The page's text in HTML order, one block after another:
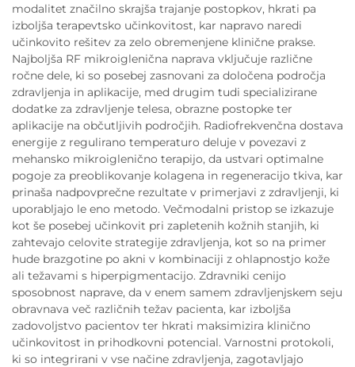
modalitet značilno skrajša trajanje postopkov, hkrati pa
izboljša terapevtsko učinkovitost, kar napravo naredi
učinkovito rešitev za zelo obremenjene klinične prakse.
Najboljša RF mikroiglenična naprava vključuje različne
ročne dele, ki so posebej zasnovani za določena področja
zdravljenja in aplikacije, med drugim tudi specializirane
dodatke za zdravljenje telesa, obrazne postopke ter
aplikacije na občutljivih področjih. Radiofrekvenčna dostava
energije z regulirano temperaturo deluje v povezavi z
mehansko mikroiglenično terapijo, da ustvari optimalne
pogoje za preoblikovanje kolagena in regeneracijo tkiva, kar
prinaša nadpovprečne rezultate v primerjavi z zdravljenji, ki
uporabljajo le eno metodo. Večmodalni pristop se izkazuje
kot še posebej učinkovit pri zapletenih kožnih stanjih, ki
zahtevajo celovite strategije zdravljenja, kot so na primer
hude brazgotine po akni v kombinaciji z ohlapnostjo kože
ali težavami s hiperpigmentacijo. Zdravniki cenijo
sposobnost naprave, da v enem samem zdravljenjskem seju
obravnava več različnih težav pacienta, kar izboljša
zadovoljstvo pacientov ter hkrati maksimizira klinično
učinkovitost in prihodkovni potencial. Varnostni protokoli,
ki so integrirani v vse načine zdravljenja, zagotavljajo